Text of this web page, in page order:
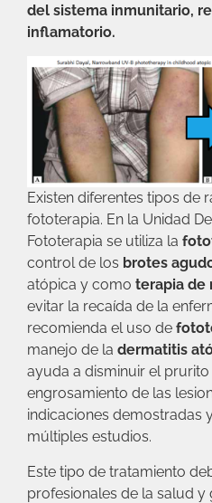
del sistema inmunitario,
inflamatorio.
Existen diferentes tipos de
fototerapia. En la Unidad
Fototerapia se utiliza la
control de los brotes
atópica y como terapia de
evitar la recaída de la
recomienda el uso de
manejo de la dermatitis
ayuda a disminuir el
engrosamiento de las
indicaciones demostradas
múltiples estudios.
Este tipo de tratamiento
profesionales de la salud y